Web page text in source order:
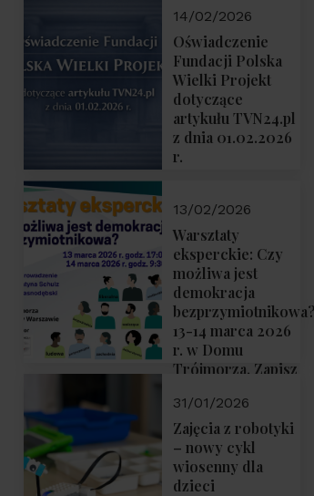
14/02/2026
Oświadczenie
Fundacji Polska
Wielki Projekt
dotyczące
artykułu TVN24.pl
z dnia 01.02.2026
r.
13/02/2026
Warsztaty
eksperckie: Czy
możliwa jest
demokracja
13-14 marca 2026
r. w Domu
Trójmorza. Zapisz
31/01/2026
Zajęcia z robotyki
– nowy cykl
wiosenny dla
dzieci